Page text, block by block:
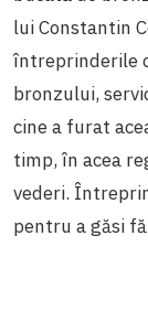
lui Constantin
întreprinderile
bronzului,
cine a furat
timp, în acea
vederi.
pentru a găsi